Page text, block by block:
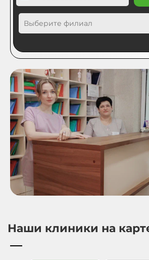
Выберите филиал
Наши клиники на